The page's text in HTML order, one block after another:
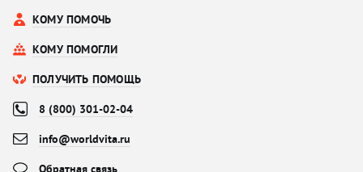
КОМУ ПОМОЧЬ
КОМУ ПОМОГЛИ
ПОЛУЧИТЬ ПОМОЩЬ
8 (800) 301-02-04
info@worldvita.ru
Обратная связь